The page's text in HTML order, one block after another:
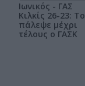
Ιωνικός - ΓΑΣ
Κιλκίς 26-23: Το
πάλεψε μέχρι
τέλους ο ΓΑΣΚ